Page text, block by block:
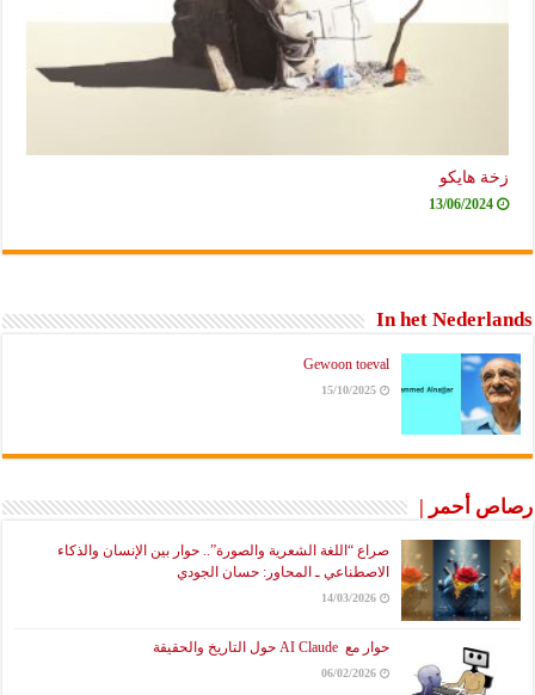
زخة هايكو
13/06/2024
In het Nederlands
Gewoon toeval
15/10/2025
رصاص أحمر |
صراع “اللغة الشعرية والصورة”.. حوار بين الإنسان والذكاء
الاصطناعي ـ المحاور: حسان الجودي
14/03/2026
حوار مع AI Claude حول التاريخ والحقيقة
06/02/2026